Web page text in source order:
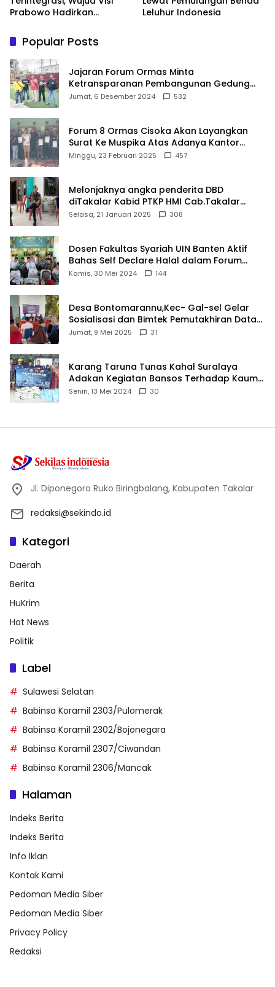
Prabowo Hadirkan
untuk SDM Unggul
Leluhur Indonesia
Popular Posts
Jajaran Forum Ormas Minta
Ketransparanan Pembangunan Gedung
Damkar Di Kecamatan Cisoka
Jumat, 6 Desember 2024 532
Forum 8 Ormas Cisoka Akan Layangkan
Surat Ke Muspika Atas Adanya Kantor
Matel di Cisoka
Minggu, 23 Februari 2025 457
Melonjaknya angka penderita DBD
diTakalar Kabid PTKP HMI Cab.Takalar
angkat bicara
Selasa, 21 Januari 2025 308
Dosen Fakultas Syariah UIN Banten Aktif
Bahas Self Declare Halal dalam Forum
Ijtima Ulama MUI
Kamis, 30 Mei 2024 144
Desa Bontomarannu,Kec- Gal-sel Gelar
Sosialisasi dan Bimtek Pemutakhiran Data
ID
Jumat, 9 Mei 2025 31
Karang Taruna Tunas Kahal Suralaya
Adakan Kegiatan Bansos Terhadap Kaum
Dhuafa dan Anak Yatim-Piatu
Senin, 13 Mei 2024 30
Jl. Diponegoro Ruko Biringbalang, Kabupaten Takalar
redaksi@sekindo.id
Kategori
Daerah
Berita
HuKrim
Hot News
Politik
Label
Sulawesi Selatan
Babinsa Koramil 2303/Pulomerak
Babinsa Koramil 2302/Bojonegara
Babinsa Koramil 2307/Ciwandan
Babinsa Koramil 2306/Mancak
Halaman
Indeks Berita
Indeks Berita
Info Iklan
Kontak Kami
Pedoman Media Siber
Pedoman Media Siber
Privacy Policy
Redaksi